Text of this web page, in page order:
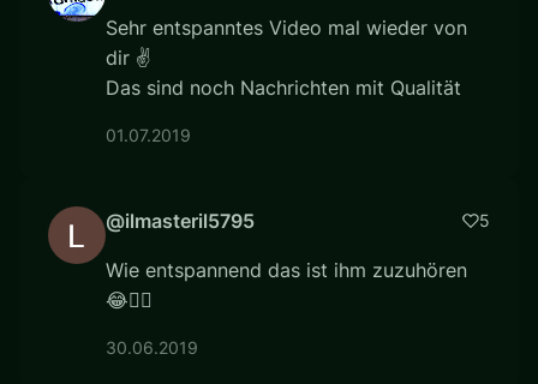
Sehr entspanntes Video mal wieder von
dir ✌️
Das sind noch Nachrichten mit Qualität
01.07.2019
@ilmasteril5795 5
Wie entspannend das ist ihm zuzuhören
😂👍🏿
30.06.2019